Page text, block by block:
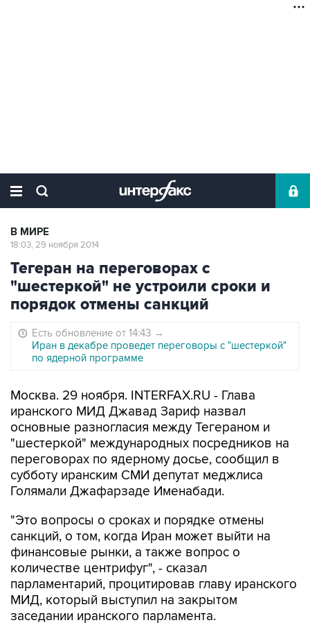
В МИРЕ
18:03, 29 ноября 2014
Тегеран на переговорах с
"шестеркой" не устроили сроки и
порядок отмены санкций
Есть обновление от 14:43 →
Иран в декабре проведет переговоры с "шестеркой"
по ядерной программе
Москва. 29 ноября. INTERFAX.RU - Глава
иранского МИД Джавад Зариф назвал
основные разногласия между Тегераном и
"шестеркой" международных посредников на
переговорах по ядерному досье, сообщил в
субботу иранским СМИ депутат меджлиса
Голямали Джафарзаде Именабади.
"Это вопросы о сроках и порядке отмены
санкций, о том, когда Иран может выйти на
финансовые рынки, а также вопрос о
количестве центрифуг", - сказал
парламентарий, процитировав главу иранского
МИД, который выступил на закрытом
заседании иранского парламента.